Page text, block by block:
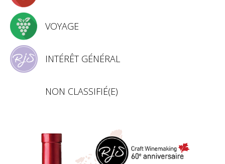
VOYAGE
INTÉRÊT GÉNÉRAL
NON CLASSIFIÉ(E)